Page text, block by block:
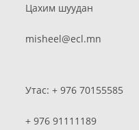
Цахим шуудан
misheel@ecl.mn
Утас: + 976 70155585
+ 976 91111189